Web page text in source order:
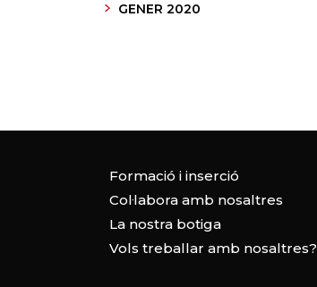
GENER 2020
Formació i inserció
Col·labora amb nosaltres
La nostra botiga
Vols treballar amb nosaltres?